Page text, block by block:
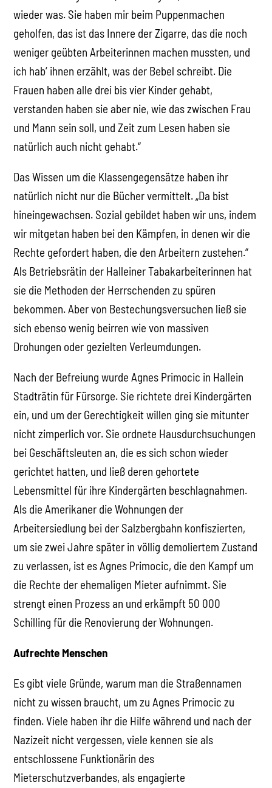
wieder was. Sie haben mir beim Puppenmachen
geholfen, das ist das Innere der Zigarre, das die noch
weniger geübten Arbeiterinnen machen mussten, und
ich hab‘ ihnen erzählt, was der Bebel schreibt. Die
Frauen haben alle drei bis vier Kinder gehabt,
verstanden haben sie aber nie, wie das zwischen Frau
und Mann sein soll, und Zeit zum Lesen haben sie
natürlich auch nicht gehabt.“
Das Wissen um die Klassengegensätze haben ihr
natürlich nicht nur die Bücher vermittelt. „Da bist
hineingewachsen. Sozial gebildet haben wir uns, indem
wir mitgetan haben bei den Kämpfen, in denen wir die
Rechte gefordert haben, die den Arbeitern zustehen.“
Als Betriebsrätin der Halleiner Tabakarbeiterinnen hat
sie die Methoden der Herrschenden zu spüren
bekommen. Aber von Bestechungsversuchen ließ sie
sich ebenso wenig beirren wie von massiven
Drohungen oder gezielten Verleumdungen.
Nach der Befreiung wurde Agnes Primocic in Hallein
Stadträtin für Fürsorge. Sie richtete drei Kindergärten
ein, und um der Gerechtigkeit willen ging sie mitunter
nicht zimperlich vor. Sie ordnete Hausdurchsuchungen
bei Geschäftsleuten an, die es sich schon wieder
gerichtet hatten, und ließ deren gehortete
Lebensmittel für ihre Kindergärten beschlagnahmen.
Als die Amerikaner die Wohnungen der
Arbeitersiedlung bei der Salzbergbahn konfiszierten,
um sie zwei Jahre später in völlig demoliertem Zustand
zu verlassen, ist es Agnes Primocic, die den Kampf um
die Rechte der ehemaligen Mieter aufnimmt. Sie
strengt einen Prozess an und erkämpft 50 000
Schilling für die Renovierung der Wohnungen.
Aufrechte Menschen
Es gibt viele Gründe, warum man die Straßennamen
nicht zu wissen braucht, um zu Agnes Primocic zu
finden. Viele haben ihr die Hilfe während und nach der
Nazizeit nicht vergessen, viele kennen sie als
entschlossene Funktionärin des
Mieterschutzverbandes, als engagierte